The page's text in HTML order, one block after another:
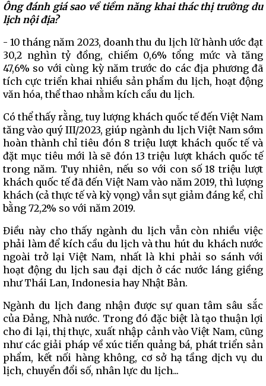
Ông đánh giá sao về tiềm năng khai thác thị trường du
lịch nội địa?
- 10 tháng năm 2023, doanh thu du lịch lữ hành ước đạt
30,2 nghìn tỷ đồng, chiếm 0,6% tổng mức và tăng
47,6% so với cùng kỳ năm trước do các địa phương đã
tích cực triển khai nhiều sản phẩm du lịch, hoạt động
văn hóa, thể thao nhằm kích cầu du lịch.
Có thể thấy rằng, tuy lượng khách quốc tế đến Việt Nam
tăng vào quý III/2023, giúp ngành du lịch Việt Nam sớm
hoàn thành chỉ tiêu đón 8 triệu lượt khách quốc tế và
đặt mục tiêu mới là sẽ đón 13 triệu lượt khách quốc tế
trong năm. Tuy nhiên, nếu so với con số 18 triệu lượt
khách quốc tế đã đến Việt Nam vào năm 2019, thì lượng
khách (cả thực tế và kỳ vọng) vẫn sụt giảm đáng kể, chỉ
bằng 72,2% so với năm 2019.
Điều này cho thấy ngành du lịch vẫn còn nhiều việc
phải làm để kích cầu du lịch và thu hút du khách nước
ngoài trở lại Việt Nam, nhất là khi phải so sánh với
hoạt động du lịch sau đại dịch ở các nước láng giềng
như Thái Lan, Indonesia hay Nhật Bản.
Ngành du lịch đang nhận được sự quan tâm sâu sắc
của Đảng, Nhà nước. Trong đó đặc biệt là tạo thuận lợi
cho đi lại, thị thực, xuất nhập cảnh vào Việt Nam, cũng
như các giải pháp về xúc tiến quảng bá, phát triển sản
phẩm, kết nối hàng không, cơ sở hạ tầng dịch vụ du
lịch, chuyển đổi số, nhân lực du lịch...